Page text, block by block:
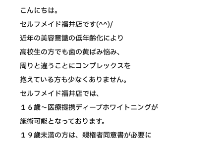
こんにちは。
セルフメイド福井店です(^^)/
近年の美容意識の低年齢化により
高校生の方でも歯の黄ばみ悩み、
周りと違うことにコンプレックスを
抱えている方も少なくありません。
セルフメイド福井店では、
１６歳〜医療提携ディープホワイトニングが
施術可能となっております。
１９歳未満の方は、親権者同意書が必要に